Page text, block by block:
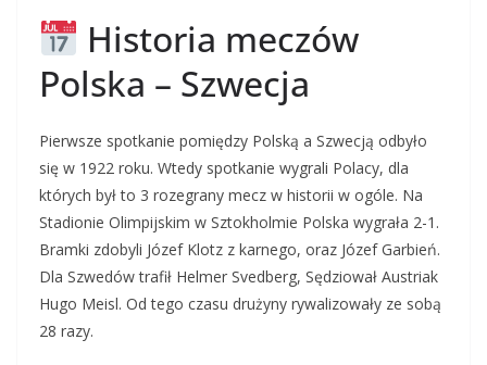
Historia meczów
Polska – Szwecja
Pierwsze spotkanie pomiędzy Polską a Szwecją odbyło
się w 1922 roku. Wtedy spotkanie wygrali Polacy, dla
których był to 3 rozegrany mecz w historii w ogóle. Na
Stadionie Olimpijskim w Sztokholmie Polska wygrała 2-1.
Bramki zdobyli Józef Klotz z karnego, oraz Józef Garbień.
Dla Szwedów trafił Helmer Svedberg, Sędziował Austriak
Hugo Meisl. Od tego czasu drużyny rywalizowały ze sobą
28 razy.